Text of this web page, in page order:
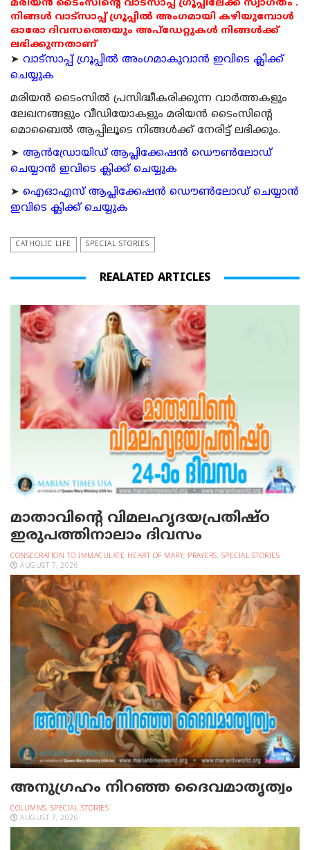
മരിയൻ ടൈംസിന്റെ വാട്സാപ്പ് ഗ്രൂപ്പിലേക്ക് സ്വാഗതം .
നിങ്ങൾ വാട്സാപ്പ് ഗ്രൂപ്പിൽ അംഗമായി കഴിയുമ്പോൾ
ഓരോ ദിവസത്തെയും അപ്ഡേറ്റുകൾ നിങ്ങൾക്ക്
ലഭിക്കുന്നതാണ്
➤ വാട്സാപ്പ് ഗ്രൂപ്പിൽ അംഗമാകുവാൻ ഇവിടെ ക്ലിക്ക്
ചെയ്യുക
മരിയന്‍ ടൈംസില്‍ പ്രസിദ്ധീകരിക്കുന്ന വാര്‍ത്തകളും
ലേഖനങ്ങളും വീഡിയോകളും മരിയന്‍ ടൈംസിന്റെ
മൊബൈല്‍ ആപ്പിലൂടെ നിങ്ങള്‍ക്ക് നേരിട്ട് ലഭിക്കും.
➤ ആന്‍ഡ്രോയിഡ് ആപ്ലിക്കേഷന്‍ ഡൌണ്‍ലോഡ്
ചെയ്യാന്‍ ഇവിടെ ക്ലിക്ക് ചെയ്യുക
➤ ഐഓഎസ് ആപ്ലിക്കേഷന്‍ ഡൌണ്‍ലോഡ് ചെയ്യാന്‍
ഇവിടെ ക്ലിക്ക് ചെയ്യുക
CATHOLIC LIFE SPECIAL STORIES
REALATED ARTICLES
മാതാവിന്റെ വിമലഹൃദയപ്രതിഷ്ഠ
ഇരുപത്തിനാലാം ദിവസം
CONSECRATION TO IMMACULATE HEART OF MARY, PRAYERS, SPECIAL STORIES
AUGUST 7, 2026
അനുഗ്രഹം നിറഞ്ഞ ദൈവമാതൃത്വം
COLUMNS, SPECIAL STORIES
AUGUST 7, 2026